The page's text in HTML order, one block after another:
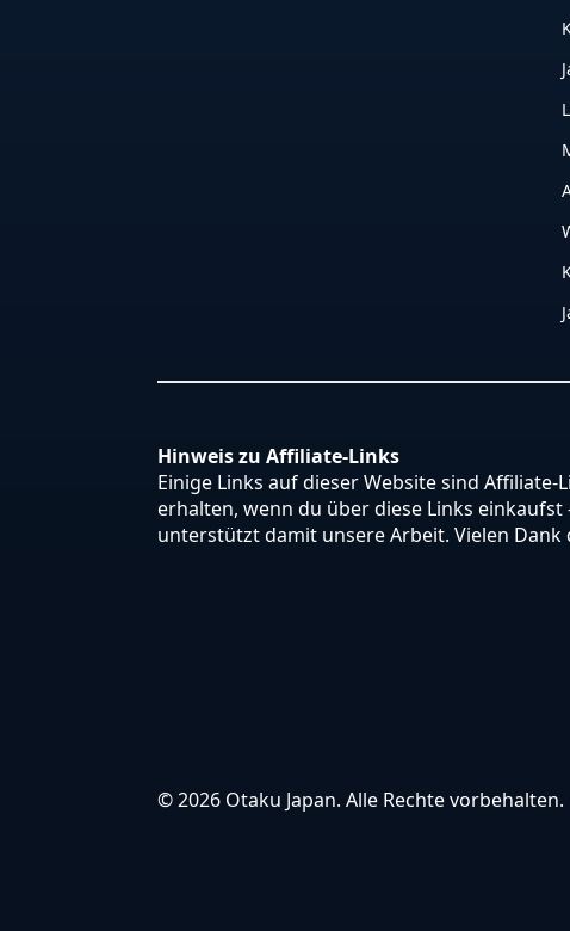
Hinweis zu Affiliate-Links
Einige Links auf dieser Website sind
erhalten, wenn du über diese Links
unterstützt damit unsere Arbeit. Vielen Dank
© 2026 Otaku Japan. Alle Rechte vorbehalten.